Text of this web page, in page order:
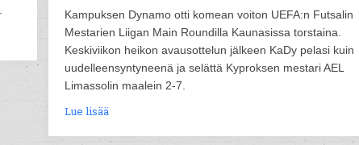
Kampuksen Dynamo otti komean voiton UEFA:n Futsalin
Mestarien Liigan Main Roundilla Kaunasissa torstaina.
Keskiviikon heikon avausottelun jälkeen KaDy pelasi kuin
uudelleensyntyneenä ja selättä Kyproksen mestari AEL
Limassolin maalein 2-7.
Lue lisää